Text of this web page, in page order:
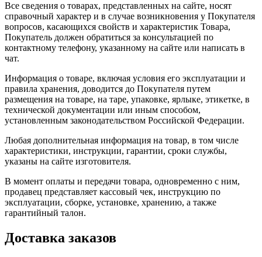
Все сведения о товарах, представленных на сайте, носят
справочный характер и в случае возникновения у Покупателя
вопросов, касающихся свойств и характеристик Товара,
Покупатель должен обратиться за консультацией по
контактному телефону, указанному на сайте или написать в
чат.
Информация о товаре, включая условия его эксплуатации и
правила хранения, доводится до Покупателя путем
размещения на товаре, на таре, упаковке, ярлыке, этикетке, в
технической документации или иным способом,
установленным законодательством Российской Федерации.
Любая дополнительная информация на товар, в том числе
характеристики, инструкции, гарантии, сроки службы,
указаны на сайте изготовителя.
В момент оплаты и передачи товара, одновременно с ним,
продавец представляет кассовый чек, инструкцию по
эксплуатации, сборке, установке, хранению, а также
гарантийный талон.
Доставка заказов